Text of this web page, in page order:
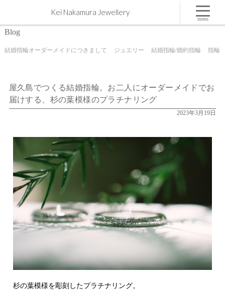
屋久島でつくる結婚指輪。お二人にオーダーメイドでお届けする、杉の葉模様のプラチナリング
| 屋久島,ジュエリー,オーダーメイドのマリッジリング（結婚・婚約指輪）制作 | Kei Nakamura
Kei Nakamura Jewellery
Blog
結婚指輪オーダーメイドにつきまして ジュエリー 結婚指輪/婚約指輪 指輪
屋久島でつくる結婚指輪。お二人にオーダーメイドでお
届けする、杉の葉模様のプラチナリング
2023年3月19日
杉の葉模様を彫刻したプラチナリング。
menu